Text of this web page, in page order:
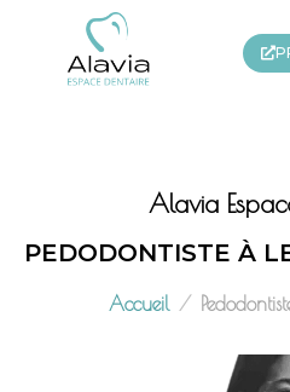
Alavia
PEDODONTISTE À
Accueil